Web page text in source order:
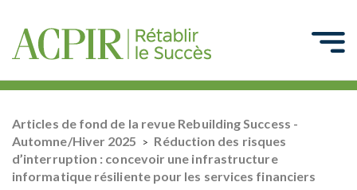
Articles de fond de la revue Rebuilding Success -
Automne/Hiver 2025
> Réduction des risques
d’interruption : concevoir une infrastructure
informatique résiliente pour les services financiers